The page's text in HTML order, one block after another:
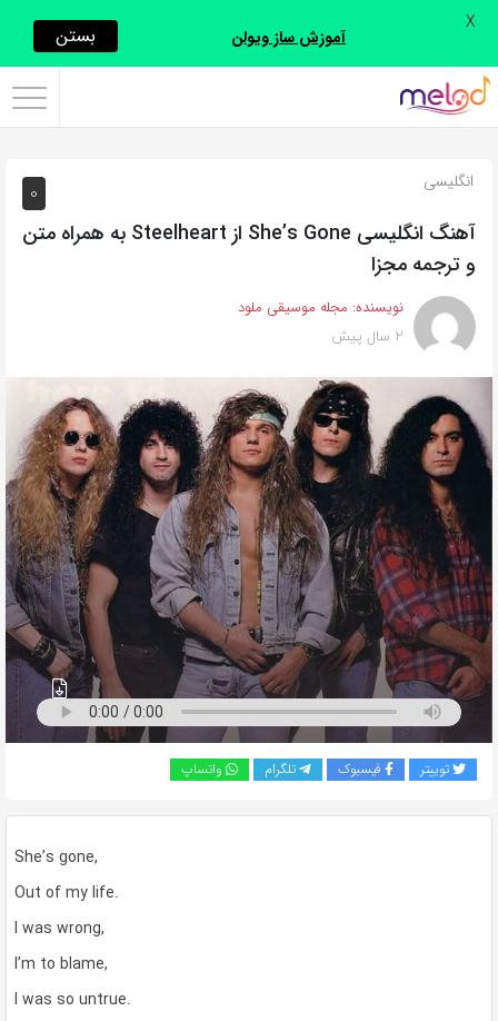
اشتراک
با
روش‌های
زیر
این
صفحه
را
با
دوستان
خود
اشتراک
بگذارید.
کپی
لینک
0 انگلیسی
آهنگ انگلیسی She’s Gone از Steelheart به همراه متن
و ترجمه مجزا
نویسنده: مجله موسیقی ملود
2 سال پیش
توییتر فیسبوک تلگرام واتساپ
She’s gone,
Out of my life.
I was wrong,
I’m to blame,
I was so untrue.
آموزش ساز ویولن بستن X